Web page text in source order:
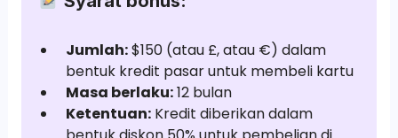
Jumlah:$150 (atau £, atau €) dalam
bentuk kredit pasar untuk membeli kartu
Masa berlaku:12 bulan
Ketentuan:Kredit diberikan dalam